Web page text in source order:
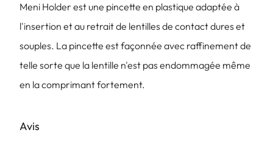
Meni Holder est une pincette en plastique adaptée à
l'insertion et au retrait de lentilles de contact dures et
souples. La pincette est façonnée avec raffinement de
telle sorte que la lentille n'est pas endommagée même
en la comprimant fortement.
Avis